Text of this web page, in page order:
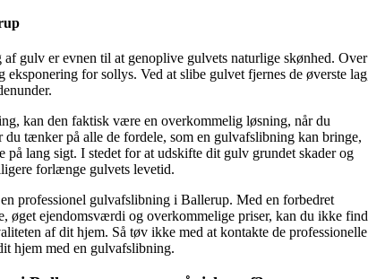
gulv er evnen til at genoplive gulvets naturlige skønhed. Over
for sollys. Ved at slibe gulvet fjernes de øverste
kan den faktisk være en overkommelig løsning, når du
tænker på alle de fordele, som en gulvafslibning kan bringe,
lang sigt. I stedet for at udskifte dit gulv grundet skader og
forlænge gulvets levetid.
professionel gulvafslibning i Ballerup. Med en forbedret
øget ejendomsværdi og overkommelige priser, kan du ikke
af dit hjem. Så tøv ikke med at kontakte de professionelle
hjem med en gulvafslibning.